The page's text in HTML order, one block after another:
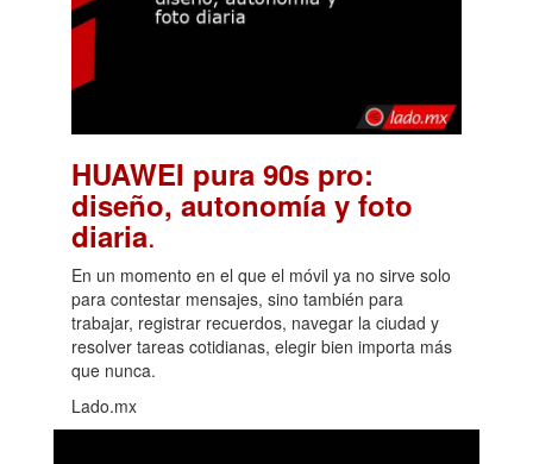
HUAWEI pura 90s pro:
diseño, autonomía y foto
diaria.
En un momento en el que el móvil ya no sirve solo
para contestar mensajes, sino también para
trabajar, registrar recuerdos, navegar la ciudad y
resolver tareas cotidianas, elegir bien importa más
que nunca.
Lado.mx